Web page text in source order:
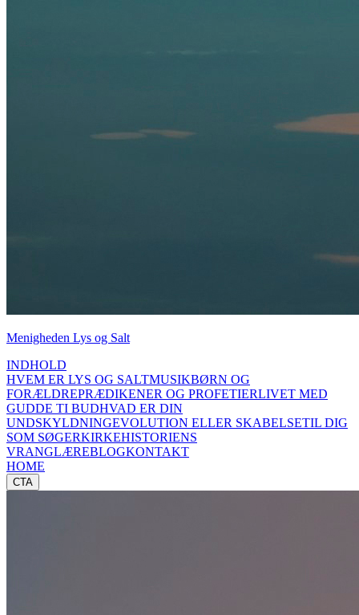
Menigheden Lys og Salt
INDHOLD
HVEM ER LYS OG SALTMUSIKBØRN OG
FORÆLDREPRÆDIKENER OG PROFETIERLIVET MED
GUDDE TI BUDHVAD ER DIN
UNDSKYLDNINGEVOLUTION ELLER SKABELSETIL DIG
SOM SØGERKIRKEHISTORIENS
VRANGLÆREBLOGKONTAKT
HOME
CTA